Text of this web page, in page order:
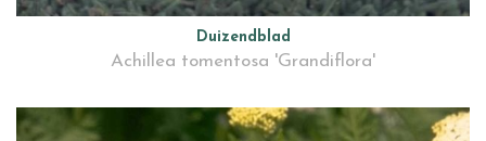
Duizendblad
Achillea tomentosa 'Grandiflora'